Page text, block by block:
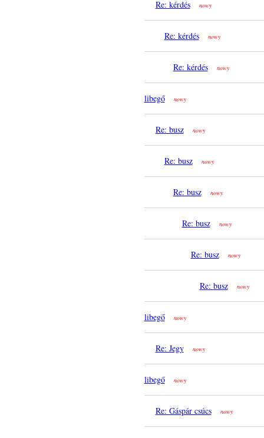
Re: kérdés nowy
Re: kérdés nowy
Re: kérdés nowy
libegő nowy
Re: busz nowy
Re: busz nowy
Re: busz nowy
Re: busz nowy
Re: busz nowy
Re: busz nowy
libegő nowy
Re: Jegy nowy
libegő nowy
Re: Gáspár csúcs nowy